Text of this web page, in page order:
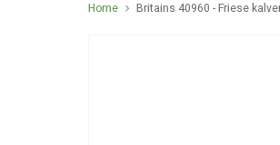
Home Britains 40960 - Friese